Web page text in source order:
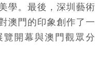
學。最後，深圳藝術
澳門的印象創作了一
開幕與澳門觀眾分